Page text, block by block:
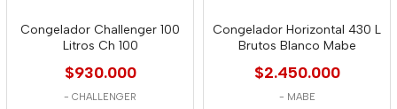
Congelador Challenger 100
Litros Ch 100
$930.000
- CHALLENGER
Congelador Horizontal 430 L
Brutos Blanco Mabe
$2.450.000
- MABE